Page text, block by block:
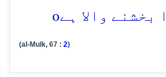
بخشنے والا ہےo
(al-Mulk, 67 : 2)